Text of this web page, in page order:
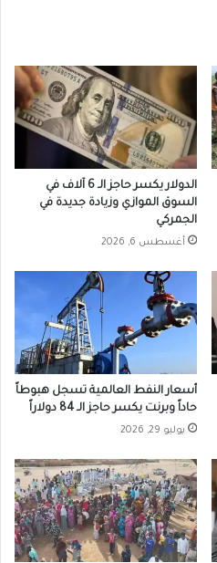
الدولار يكسر حاجز الـ 6 آلاف في
السوق الموازي وزيادة جديدة في
الجمركي
أغسطس 6, 2026
أسعار النفط العالمية تسجل هبوطاً
حاداً وبرنت يكسر حاجز الـ 84 دولاراً
يوليو 29, 2026